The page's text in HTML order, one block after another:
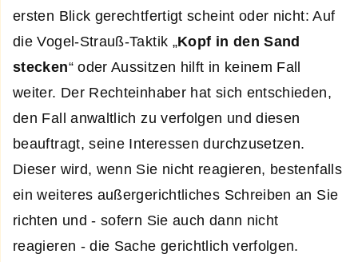
ersten Blick gerechtfertigt scheint oder nicht: Auf
die Vogel-Strauß-Taktik „Kopf in den Sand
stecken“ oder Aussitzen hilft in keinem Fall
weiter. Der Rechteinhaber hat sich entschieden,
den Fall anwaltlich zu verfolgen und diesen
beauftragt, seine Interessen durchzusetzen.
Dieser wird, wenn Sie nicht reagieren, bestenfalls
ein weiteres außergerichtliches Schreiben an Sie
richten und - sofern Sie auch dann nicht
reagieren - die Sache gerichtlich verfolgen.